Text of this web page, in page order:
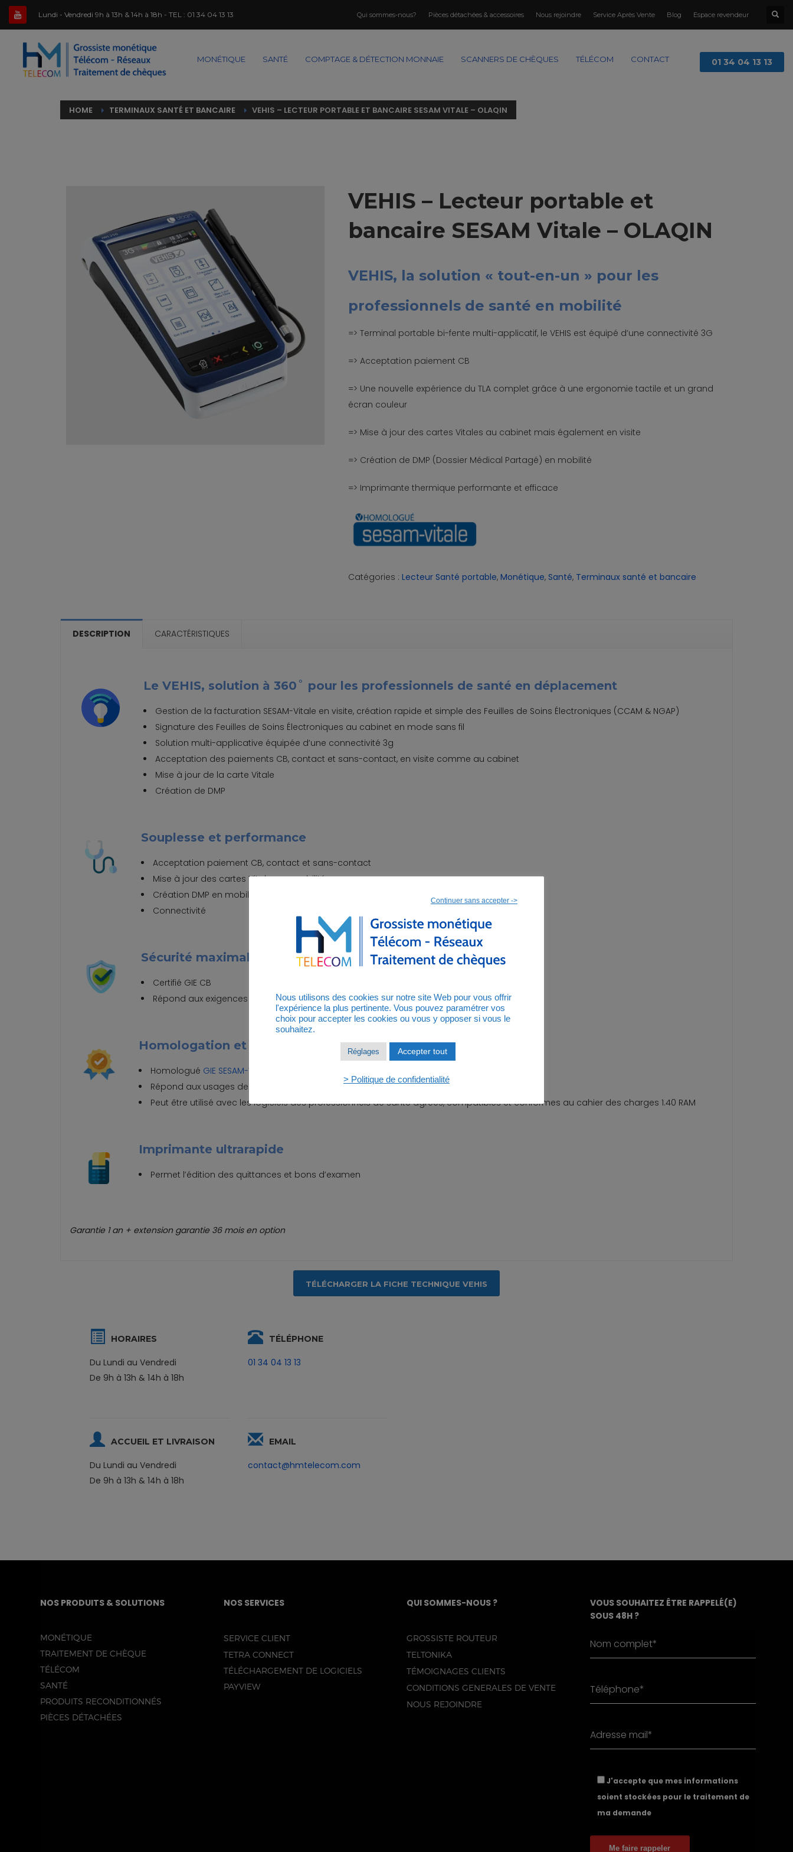
Lundi - Vendredi 9h à 13h & 14h à 18h - TEL : 01 34 04 13 13 Qui sommes-nous? Pièces détachées & accessoires Nous rejoindre Service Après Vente Blog Espace revendeur
MONÉTIQUE SANTÉ COMPTAGE & DÉTECTION MONNAIE SCANNERS DE CHÈQUES TÉLÉCOM CONTACT 01 34 04 13 13
HOME TERMINAUX SANTÉ ET BANCAIRE VEHIS – LECTEUR PORTABLE ET BANCAIRE SESAM VITALE – OLAQIN
VEHIS – Lecteur portable et
bancaire SESAM Vitale – OLAQIN
VEHIS, la solution « tout-en-un » pour les
professionnels de santé en mobilité
=> Terminal portable bi-fente multi-applicatif, le VEHIS est équipé d’une connectivité 3G
=> Acceptation paiement CB
=> Une nouvelle expérience du TLA complet grâce à une ergonomie tactile et un grand
écran couleur
=> Mise à jour des cartes Vitales au cabinet mais également en visite
=> Création de DMP (Dossier Médical Partagé) en mobilité
=> Imprimante thermique performante et efficace
Catégories : Lecteur Santé portable, Monétique, Santé, Terminaux santé et bancaire
DESCRIPTION CARACTÉRISTIQUES
Le VEHIS, solution à 360˚ pour les professionnels de santé en déplacement
Gestion de la facturation SESAM-Vitale en visite, création rapide et simple des Feuilles de Soins Électroniques (CCAM & NGAP)
Signature des Feuilles de Soins Électroniques au cabinet en mode sans fil
Solution multi-applicative équipée d’une connectivité 3g
Acceptation des paiements CB, contact et sans-contact, en visite comme au cabinet
Mise à jour de la carte Vitale
Création de DMP
Souplesse et performance
Acceptation paiement CB, contact et sans-contact
Mise à jour des cartes Vitales en mobilité
Création DMP en mobilité
Connectivité
Sécurité maximale
Certifié GIE CB
Répond aux exigences de sécurité les plus élevées (PCI-PTS v3)
Homologation et compatibilité
Homologué GIE SESAM-Vitale
Répond aux usages des prescripteurs, sages-femmes et auxiliaires médicaux
Peut être utilisé avec les logiciels des professionnels de santé agréés, compatibles et conformes au cahier des charges 1.40 RAM
Imprimante ultrarapide
Permet l’édition des quittances et bons d’examen
Garantie 1 an + extension garantie 36 mois en option
TÉLÉCHARGER LA FICHE TECHNIQUE VEHIS
HORAIRES
Du Lundi au Vendredi
De 9h à 13h & 14h à 18h
ACCUEIL ET LIVRAISON
Du Lundi au Vendredi
De 9h à 13h & 14h à 18h
TÉLÉPHONE
01 34 04 13 13
EMAIL
contact@hmtelecom.com
NOS PRODUITS & SOLUTIONS
MONÉTIQUE
TRAITEMENT DE CHÈQUE
TÉLÉCOM
SANTÉ
PRODUITS RECONDITIONNÉS
PIÈCES DÉTACHÉES
NOS SERVICES
SERVICE CLIENT
TETRA CONNECT
TÉLÉCHARGEMENT DE LOGICIELS
PAYVIEW
QUI SOMMES-NOUS ?
GROSSISTE ROUTEUR
TELTONIKA
TÉMOIGNAGES CLIENTS
CONDITIONS GENERALES DE VENTE
NOUS REJOINDRE
VOUS SOUHAITEZ ÊTRE RAPPELÉ(E)
SOUS 48H ?
J'accepte que mes informations
soient stockées pour le traitement de
ma demande
Continuer sans accepter ->
Nous utilisons des cookies sur notre site Web pour vous offrir
l'expérience la plus pertinente. Vous pouvez paramétrer vos
choix pour accepter les cookies ou vous y opposer si vous le
souhaitez.
Réglages Accepter tout
> Politique de confidentialité